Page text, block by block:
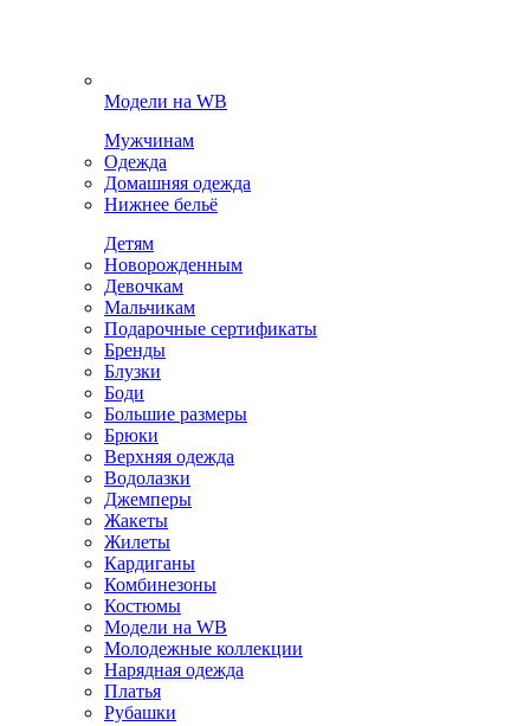
Модели на WB
Мужчинам
Одежда
Домашняя одежда
Нижнее бельё
Детям
Новорожденным
Девочкам
Мальчикам
Подарочные сертификаты
Бренды
Блузки
Боди
Большие размеры
Брюки
Верхняя одежда
Водолазки
Джемперы
Жакеты
Жилеты
Кардиганы
Комбинезоны
Костюмы
Модели на WB
Молодежные коллекции
Нарядная одежда
Платья
Рубашки